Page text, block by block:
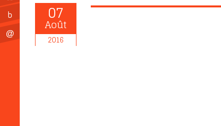
b
@
07
Août
2016